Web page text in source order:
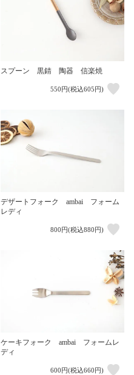
スプーン 黒錆 陶器 信楽焼
550円(税込605円)
デザートフォーク ambai フォーム
レディ
800円(税込880円)
ケーキフォーク ambai フォームレ
ディ
600円(税込660円)